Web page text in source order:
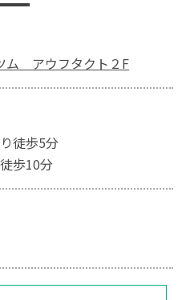
ム アウフタクト２F
徒歩5分
歩10分